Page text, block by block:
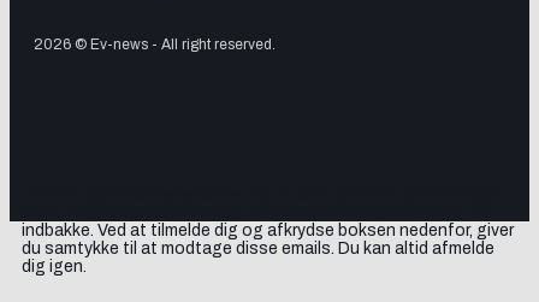
2026 © Ev-news - All right reserved.
indbakke. Ved at tilmelde dig og afkrydse boksen nedenfor, giver
du samtykke til at modtage disse emails. Du kan altid afmelde
dig igen.